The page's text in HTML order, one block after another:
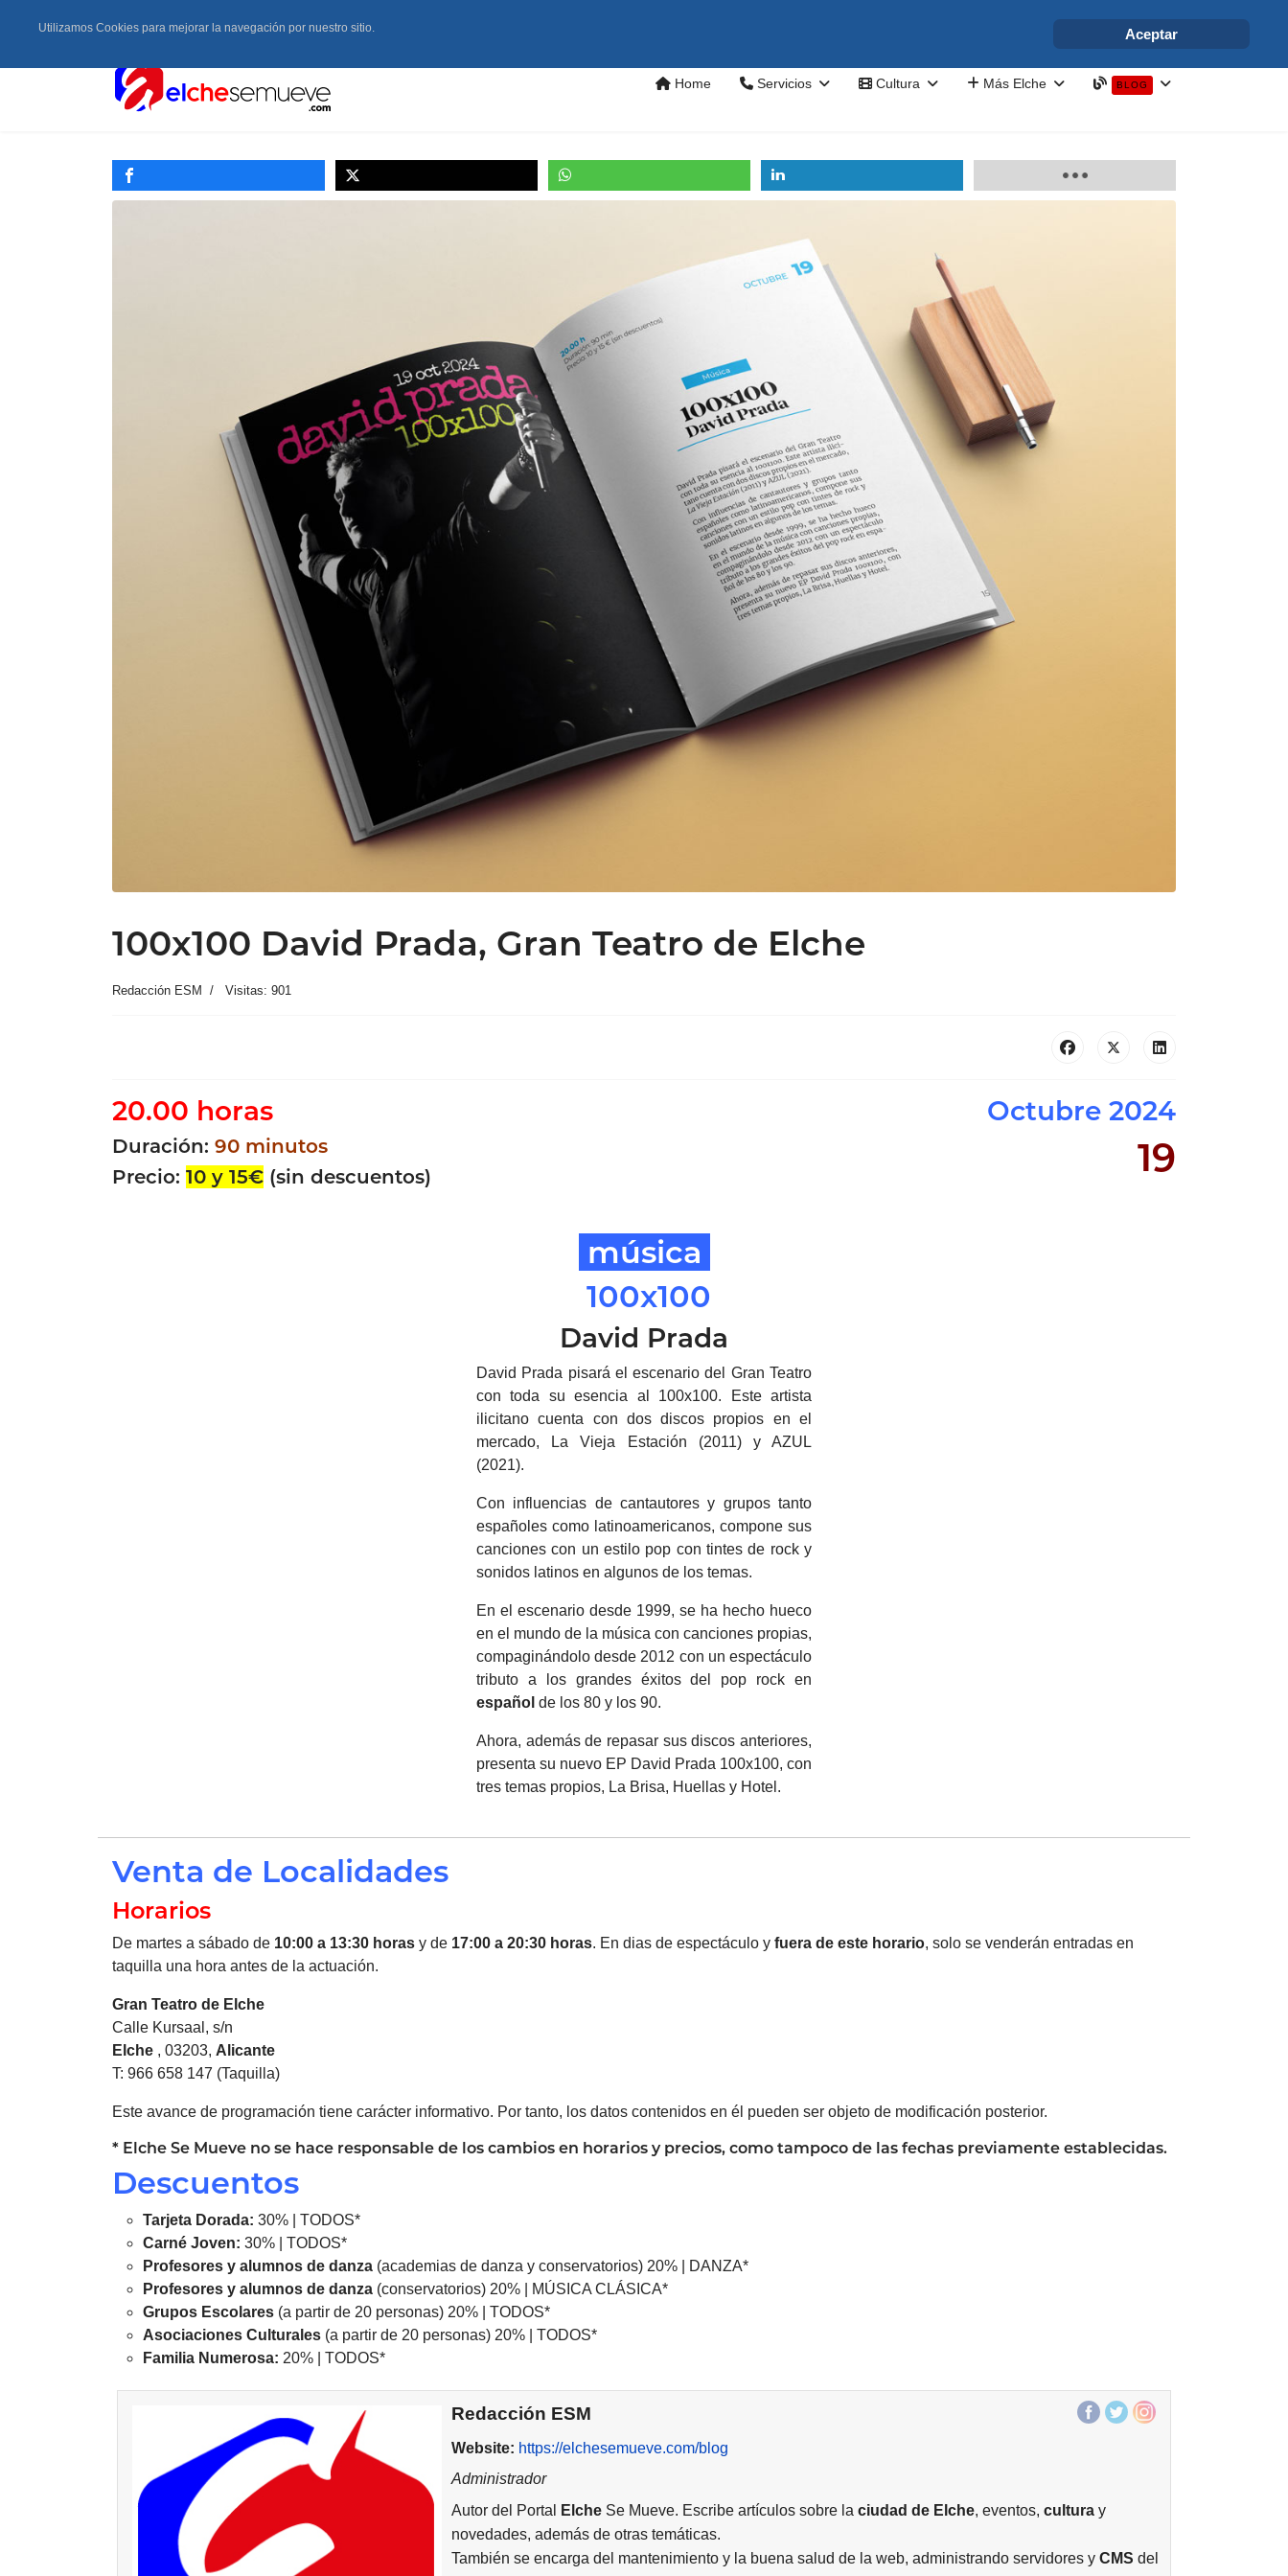
info@elchesemueve.com
Home Servicios Cultura Más Elche BLOG
100x100 David Prada, Gran Teatro de Elche
Redacción ESM Visitas: 901
20.00 horas
Duración: 90 minutos
Precio: 10 y 15€ (sin descuentos)
Octubre 2024
19
música
100x100
David Prada
David Prada pisará el escenario del Gran Teatro
con toda su esencia al 100x100. Este artista
ilicitano cuenta con dos discos propios en el
mercado, La Vieja Estación (2011) y AZUL
(2021).
Con influencias de cantautores y grupos tanto
españoles como latinoamericanos, compone sus
canciones con un estilo pop con tintes de rock y
sonidos latinos en algunos de los temas.
En el escenario desde 1999, se ha hecho hueco
en el mundo de la música con canciones propias,
compaginándolo desde 2012 con un espectáculo
tributo a los grandes éxitos del pop rock en
español de los 80 y los 90.
Ahora, además de repasar sus discos anteriores,
presenta su nuevo EP David Prada 100x100, con
tres temas propios, La Brisa, Huellas y Hotel.
Venta de Localidades
Horarios
De martes a sábado de 10:00 a 13:30 horas y de 17:00 a 20:30 horas. En dias de espectáculo y fuera de este horario, solo se venderán entradas en
taquilla una hora antes de la actuación.
Gran Teatro de Elche
Calle Kursaal, s/n
Elche , 03203, Alicante
T: 966 658 147 (Taquilla)
Este avance de programación tiene carácter informativo. Por tanto, los datos contenidos en él pueden ser objeto de modificación posterior.
* Elche Se Mueve no se hace responsable de los cambios en horarios y precios, como tampoco de las fechas previamente establecidas.
Descuentos
Tarjeta Dorada: 30% | TODOS*
Carné Joven: 30% | TODOS*
Profesores y alumnos de danza (academias de danza y conservatorios) 20% | DANZA*
Profesores y alumnos de danza (conservatorios) 20% | MÚSICA CLÁSICA*
Grupos Escolares (a partir de 20 personas) 20% | TODOS*
Asociaciones Culturales (a partir de 20 personas) 20% | TODOS*
Familia Numerosa: 20% | TODOS*
Redacción ESM
Website: https://elchesemueve.com/blog
Administrador
Autor del Portal
Elche Se Mueve. Escribe artículos sobre laciudad de Elche, eventos,cultura y
novedades, además de otras temáticas.
También se encarga del mantenimiento y la buena salud de la web, administrando servidores yCMS del
Utilizamos Cookies para mejorar la navegación por nuestro sitio. Aceptar